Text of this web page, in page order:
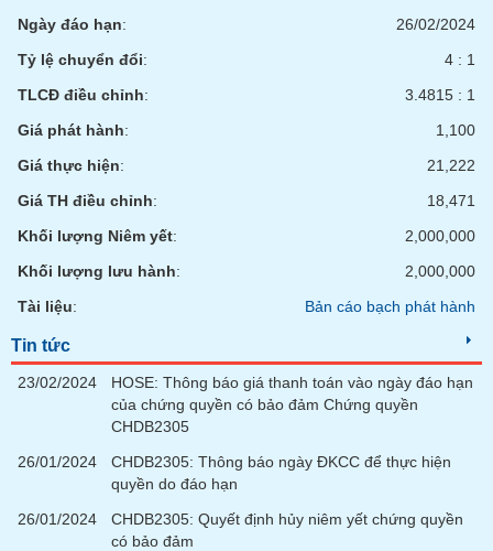
Ngày đáo hạn:
26/02/2024
Tỷ lệ chuyển đổi:
4 : 1
TLCĐ điều chỉnh:
3.4815 : 1
Giá phát hành:
1,100
Giá thực hiện:
21,222
Giá TH điều chỉnh:
18,471
Khối lượng Niêm yết:
2,000,000
Khối lượng lưu hành:
2,000,000
Tài liệu: Bản cáo bạch phát hành
Tin tức
23/02/2024
HOSE: Thông báo giá thanh toán vào ngày đáo hạn
của chứng quyền có bảo đảm Chứng quyền
CHDB2305
26/01/2024
CHDB2305: Thông báo ngày ĐKCC để thực hiện
quyền do đáo hạn
26/01/2024
CHDB2305: Quyết định hủy niêm yết chứng quyền
có bảo đảm